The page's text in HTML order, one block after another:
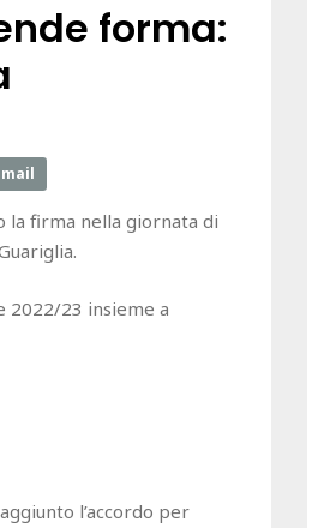
forma:
la firma nella giornata di
2022/23 insieme a
l’accordo per